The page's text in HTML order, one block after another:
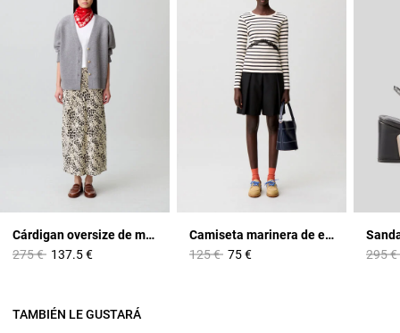
Cárdigan oversize de mezcla de lana
Price reduced from
275 €to137.5 €
Camiseta marinera de encaje
Price reduced from
125 €to75 € Price
295 €
TAMBIÉN LE GUSTARÁ